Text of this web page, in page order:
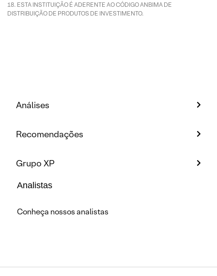
ESTA INSTITUIÇÃO É ADERENTE AO CÓDIGO ANBIMA DE
DISTRIBUIÇÃO DE PRODUTOS DE INVESTIMENTO.
Análises
Recomendações
Grupo XP
Analistas
Conheça nossos analistas